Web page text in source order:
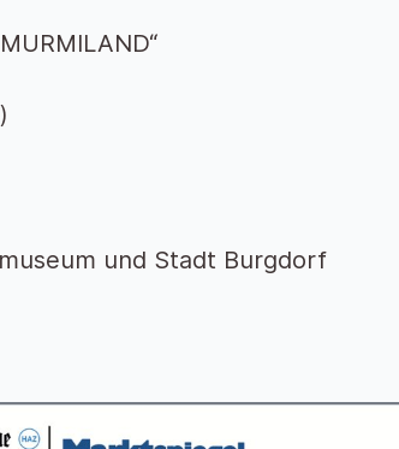
und Stadt Burgdorf